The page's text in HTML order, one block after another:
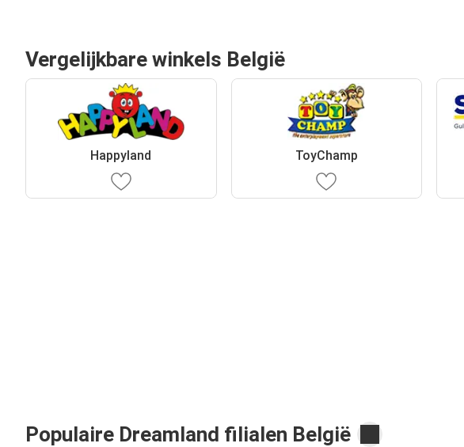
Vergelijkbare winkels België
Happyland ToyChamp
Populaire Dreamland filialen België